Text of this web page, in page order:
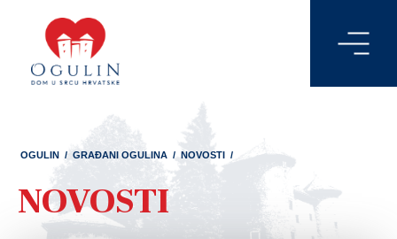
OGULIN / GRAĐANI OGULINA / NOVOSTI /
NOVOSTI